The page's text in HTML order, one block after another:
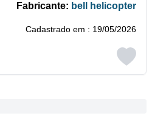
Fabricante: bell helicopter
Cadastrado em : 19/05/2026